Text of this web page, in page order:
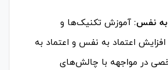
به نفس: آموزش تکنیک‌ها و
اعتماد به نفس و اعتماد به
در مواجهه با چالش‌های